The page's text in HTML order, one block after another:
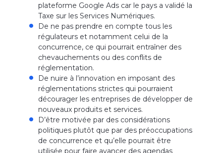
plateforme Google Ads car le pays a validé la
Taxe sur les Services Numériques.
De ne pas prendre en compte tous les
régulateurs et notamment celui de la
concurrence, ce qui pourrait entraîner des
chevauchements ou des conflits de
réglementation.
De nuire à l’innovation en imposant des
réglementations strictes qui pourraient
décourager les entreprises de développer de
nouveaux produits et services.
D’être motivée par des considérations
politiques plutôt que par des préoccupations
de concurrence et qu’elle pourrait être
utilisée pour faire avancer des agendas